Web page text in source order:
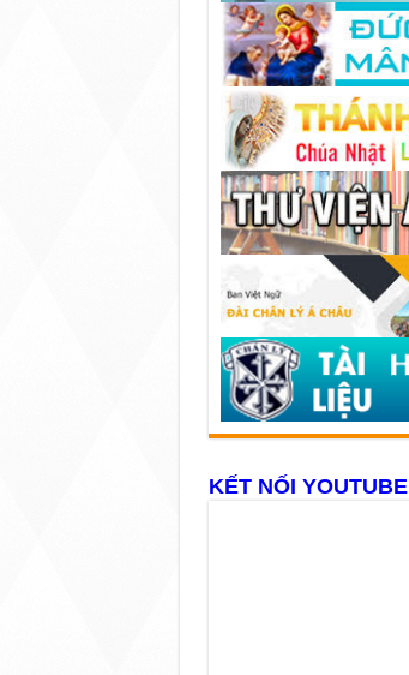
KẾT NỐI YOUTUBE